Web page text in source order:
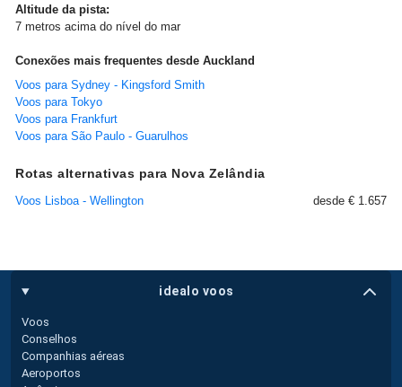
Altitude da pista:
7 metros acima do nível do mar
Conexões mais frequentes desde Auckland
Voos para Sydney - Kingsford Smith
Voos para Tokyo
Voos para Frankfurt
Voos para São Paulo - Guarulhos
Rotas alternativas para Nova Zelândia
Voos Lisboa - Wellington desde € 1.657
idealo voos
Voos
Conselhos
Companhias aéreas
Aeroportos